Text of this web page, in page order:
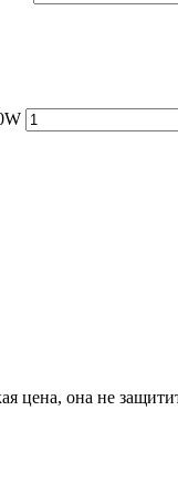
цена, она не